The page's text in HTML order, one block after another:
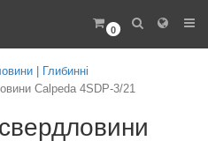
0
| Глибинні
Calpeda 4SDP-3/21